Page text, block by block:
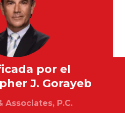
por el
J. Gorayeb
Associates, P.C.